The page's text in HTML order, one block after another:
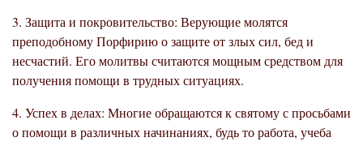
3. Защита и покровительство: Верующие молятся
преподобному Порфирию о защите от злых сил, бед и
несчастий. Его молитвы считаются мощным средством для
получения помощи в трудных ситуациях.
4. Успех в делах: Многие обращаются к святому с просьбами
о помощи в различных начинаниях, будь то работа, учеба